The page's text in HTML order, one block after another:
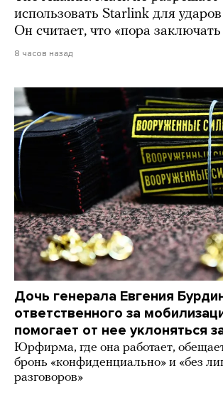
использовать Starlink для
Он считает, что «пора
8 часов назад
Дочь генерала Евгения
ответственного за
помогает от нее уклоняться
Юрфирма, где она работает,
бронь «конфиденциально» и «без
разговоров»